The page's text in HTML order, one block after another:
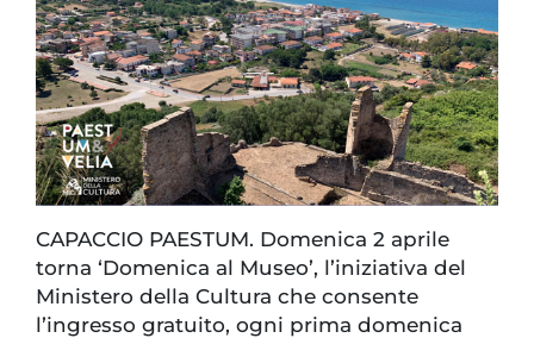
CAPACCIO PAESTUM. Domenica 2 aprile
torna ‘Domenica al Museo’, l’iniziativa del
Ministero della Cultura che consente
l’ingresso gratuito, ogni prima domenica